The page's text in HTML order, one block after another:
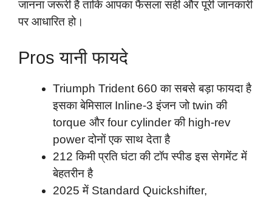
जानना जरूरी है ताकि आपका फैसला सही और पूरी जानकारी
पर आधारित हो।
Pros यानी फायदे
Triumph Trident 660 का सबसे बड़ा फायदा है
इसका बेमिसाल Inline-3 इंजन जो twin की
torque और four cylinder की high-rev
power दोनों एक साथ देता है
212 किमी प्रति घंटा की टॉप स्पीड इस सेगमेंट में
बेहतरीन है
2025 में Standard Quickshifter,